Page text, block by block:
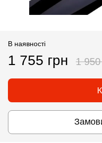
В наявності
1 755 грн 1 950